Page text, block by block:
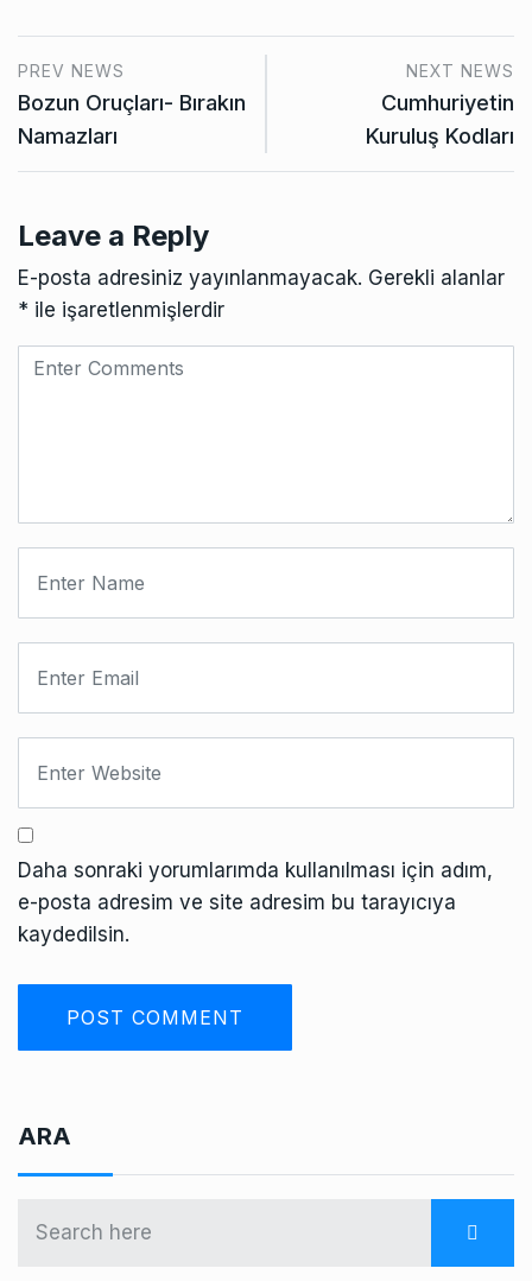
PREV NEWS
Bozun Oruçları- Bırakın
Namazları
NEXT NEWS
Cumhuriyetin
Kuruluş Kodları
Leave a Reply
E-posta adresiniz yayınlanmayacak. Gerekli alanlar
* ile işaretlenmişlerdir
Daha sonraki yorumlarımda kullanılması için adım,
e-posta adresim ve site adresim bu tarayıcıya
kaydedilsin.
ARA